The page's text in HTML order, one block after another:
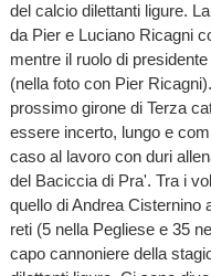
del calcio dilettanti ligure.
da Pier e Luciano Ricagni
mentre il ruolo di
(nella foto con Pier
prossimo girone di Terza
essere incerto, lungo e
caso al lavoro con duri
del Baciccia di Pra'. Tra i
quello di Andrea Cisternino
reti (5 nella Pegliese e 35
capo cannoniere della